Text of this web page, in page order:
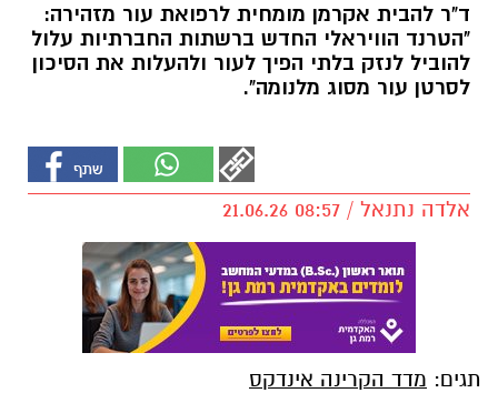
ד"ר להבית אקרמן מומחית לרפואת עור מזהירה:
"הטרנד הוויראלי החדש ברשתות החברתיות עלול
להוביל לנזק בלתי הפיך לעור ולהעלות את הסיכון
לסרטן עור מסוג מלנומה".
אלדה נתנאל / 08:57 21.06.26
תגים: מדד הקרינה אינדקס